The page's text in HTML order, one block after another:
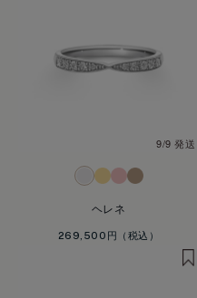
9/9 発送
ヘレネ
269,500円